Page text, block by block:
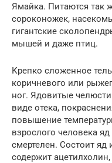
Ямайка. Питаются так
сороконожек,
гигантские
мышей и даже птиц.
Крепко сложенное
коричневого или
ног. Ядовитые
виде отека,
повышение
взрослого человека
смертелен. Состоит
содержит